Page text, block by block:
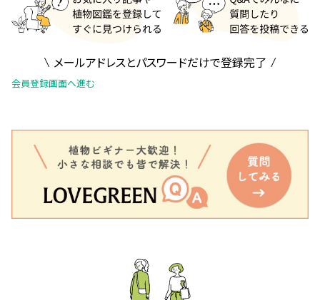
メールアドレスとパスワードだけで登録完了
会員登録画面へ進む